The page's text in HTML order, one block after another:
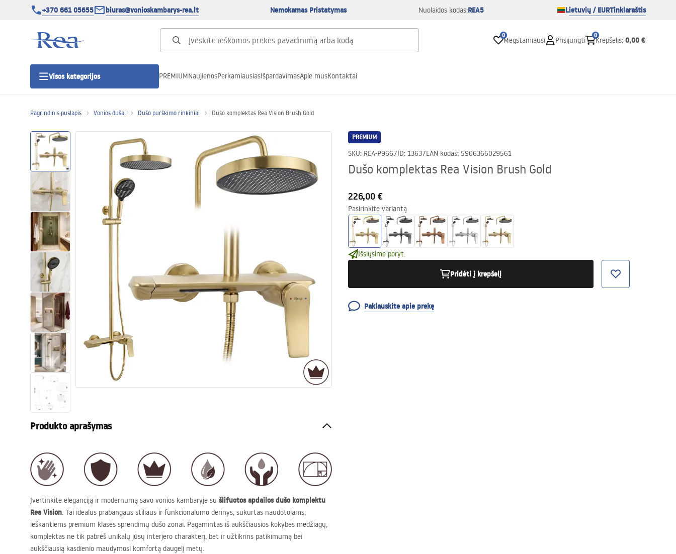
+370 661 05655 biuras@vonioskambarys-rea.lt Nemokamas Pristatymas Nuolaidos kodas:REA5 Lietuvių / EURTinklaraštis
0
Mėgstamiausi Prisijungti
0
Krepšelis: 0,00 €
Visos kategorijos
Dušo durys
Vonios dušo padėklai
Linijiniai dušo kanalai
Tualetai
Praustuvas
Vonios ir ekranai
Vonios maišytuvai
Vonios dušai
Vonios aksesuarai ir baldai
PREMIUMNaujienosPerkamiausiasIšpardavimasApie musKontaktai
Pagrindinis puslapis Vonios dušai Dušo purškimo rinkiniai Dušo komplektas Rea Vision Brush Gold
PREMIUM
SKU: REA-P9667ID: 13637EAN kodas: 5906366029561
Dušo komplektas Rea Vision Brush Gold
226,00 €
Pasirinkite variantą
Išsiųsime poryt.
Pridėti į krepšelį
Paklauskite apie prekę
Produkto aprašymas
Įvertinkite eleganciją ir modernumą savo vonios kambaryje su šlifuotos apdailos dušo komplektu
Rea Vision. Tai idealus prabangaus stiliaus ir funkcionalumo derinys, sukurtas naudotojams,
ieškantiems premium klasės sprendimų dušo zonai. Pagamintas iš aukščiausios kokybės medžiagų,
komplektas ne tik pabrėš unikalų jūsų interjero charakterį, bet ir užtikrins patikimumą bei
aukščiausią kasdienio maudymosi komfortą daugelį metų.